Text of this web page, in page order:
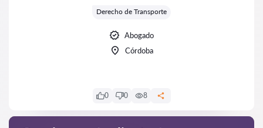
Derecho de Transporte
Abogado
Córdoba
0 0 8